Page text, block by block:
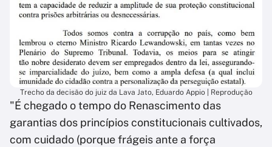
Trecho da decisão do juiz da Lava Jato, Eduardo Appio | Reprodução
"É chegado o tempo do Renascimento das
garantias dos princípios constitucionais cultivados,
com cuidado (porque frágeis ante a força